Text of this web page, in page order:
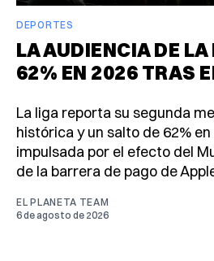
DEPORTES
LA AUDIENCIA DE LA
62% EN 2026 TRAS
La liga reporta su segunda
histórica y un salto de 62%
impulsada por el efecto del
de la barrera de pago de
EL PLANETA TEAM
6 de agosto de 2026